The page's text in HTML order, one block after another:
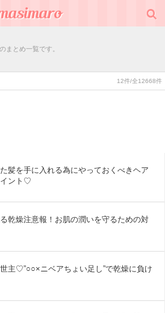
まとめ一覧です。
12件/全12668件
髪を手に入れる為にやっておくべきヘア
ント♡
乾燥注意報！お肌の潤いを守るための対
主♡”○○×ニベアちょい足し”で乾燥に負け